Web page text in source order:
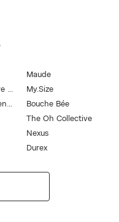
Maude
The Natural Love Company
My.Size
Lust Copenhagen by Magasin
Bouche Bée
The Oh Collective
Nexus
Durex